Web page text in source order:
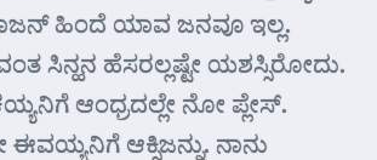
ಹಿಂದೆ ಯಾವ ಜನವೂ ಇಲ್ಲ.
ಸಿನ್ಹನ ಹೆಸರಲ್ಲಷ್ಟೇ ಯಶಸ್ಸಿರೋದು.
ಆಂಧ್ರದಲ್ಲೇ ನೋ ಪ್ಲೇಸ್.
ಆಕ್ಸಿಜನ್ನು. ನಾನು